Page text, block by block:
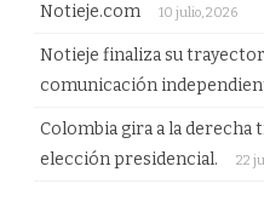
Notieje.com
10 julio, 2026
Notieje finaliza su
comunicación
Colombia gira a la derecha
elección presidencial.
22